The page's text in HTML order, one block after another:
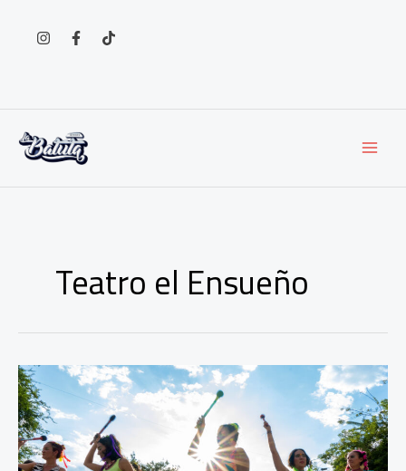
contenido
Teatro el Ensueño